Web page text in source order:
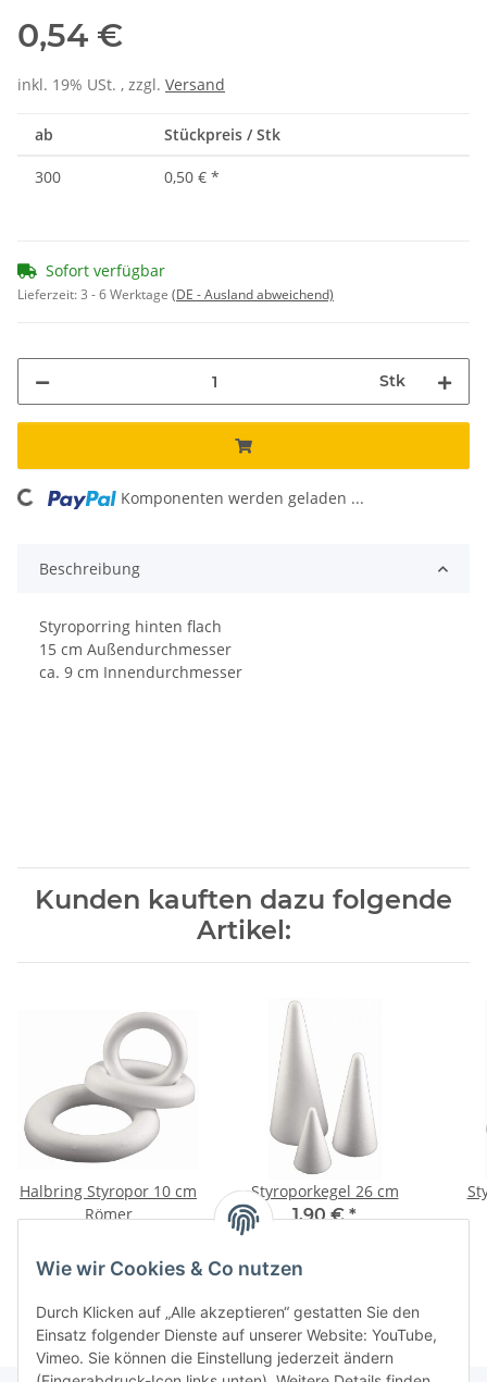
Wie wir Cookies & Co nutzen
Durch Klicken auf „Alle akzeptieren“ gestatten Sie den
Einsatz folgender Dienste auf unserer Website: YouTube,
Vimeo. Sie können die Einstellung jederzeit ändern
0,54 €
inkl. 19% USt. , zzgl. Versand
ab Stückpreis / Stk
300 0,50 € *
Sofort verfügbar
Lieferzeit:3 - 6 Werktage (DE - Ausland abweichend)
Stk
Loading... Komponenten werden geladen ...
Beschreibung
Styroporring hinten flach
15 cm Außendurchmesser
ca. 9 cm Innendurchmesser
Kunden kauften dazu folgende
Artikel:
Halbring Styropor 10 cm
Römer
Styroporkegel 26 cm
1,90 €*